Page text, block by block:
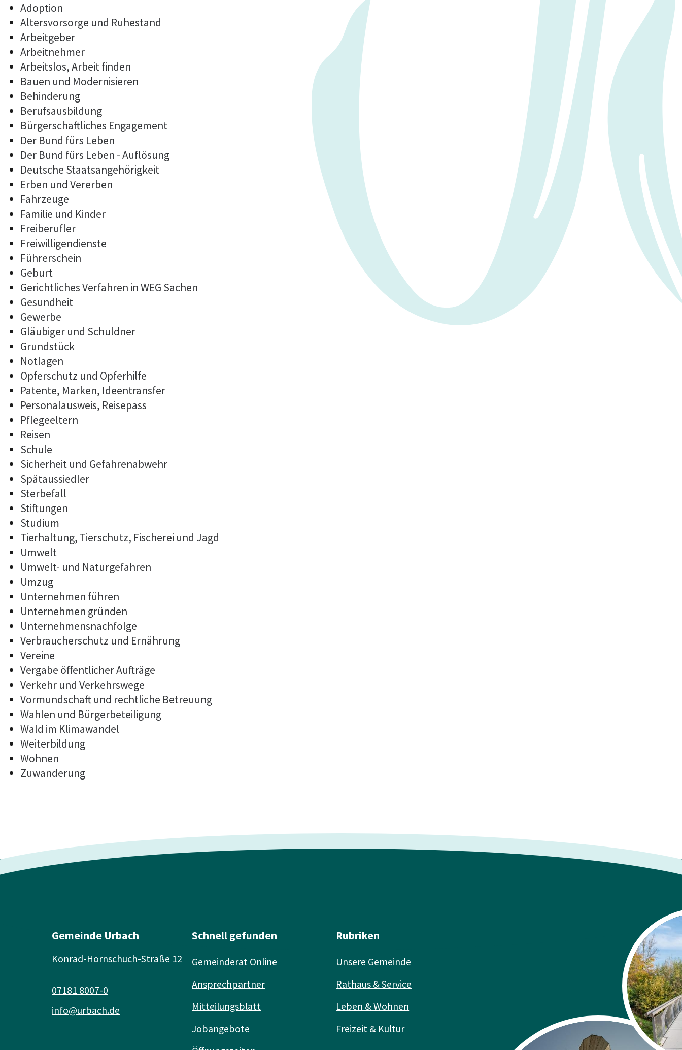
Adoption
Altersvorsorge und Ruhestand
Arbeitgeber
Arbeitnehmer
Arbeitslos, Arbeit finden
Bauen und Modernisieren
Behinderung
Berufsausbildung
Bürgerschaftliches Engagement
Der Bund fürs Leben
Der Bund fürs Leben - Auflösung
Deutsche Staatsangehörigkeit
Erben und Vererben
Fahrzeuge
Familie und Kinder
Freiberufler
Freiwilligendienste
Führerschein
Geburt
Gerichtliches Verfahren in WEG Sachen
Gesundheit
Gewerbe
Gläubiger und Schuldner
Grundstück
Notlagen
Opferschutz und Opferhilfe
Patente, Marken, Ideentransfer
Personalausweis, Reisepass
Pflegeeltern
Reisen
Schule
Sicherheit und Gefahrenabwehr
Spätaussiedler
Sterbefall
Stiftungen
Studium
Tierhaltung, Tierschutz, Fischerei und Jagd
Umwelt
Umwelt- und Naturgefahren
Umzug
Unternehmen führen
Unternehmen gründen
Unternehmensnachfolge
Verbraucherschutz und Ernährung
Vereine
Vergabe öffentlicher Aufträge
Verkehr und Verkehrswege
Vormundschaft und rechtliche Betreuung
Wahlen und Bürgerbeteiligung
Wald im Klimawandel
Weiterbildung
Wohnen
Zuwanderung
Gemeinde Urbach
Konrad-Hornschuch-Straße 12
info@urbach.de
07181 8007-0
Schnell gefunden
Gemeinderat Online
Ansprechpartner
Mitteilungsblatt
Jobangebote
Rubriken
Unsere Gemeinde
Rathaus & Service
Leben & Wohnen
Freizeit & Kultur